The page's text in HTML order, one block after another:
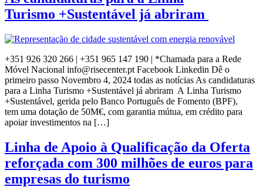
Turismo +Sustentável já abriram
+351 926 320 266 | +351 965 147 190 | *Chamada para a Rede
Móvel Nacional info@risecenter.pt Facebook Linkedin Dê o
primeiro passo Novembro 4, 2024 todas as notícias As candidaturas
para a Linha Turismo +Sustentável já abriram A Linha Turismo
+Sustentável, gerida pelo Banco Português de Fomento (BPF),
tem uma dotação de 50M€, com garantia mútua, em crédito para
apoiar investimentos na […]
Linha de Apoio à Qualificação da Oferta
reforçada com 300 milhões de euros para
empresas do turismo